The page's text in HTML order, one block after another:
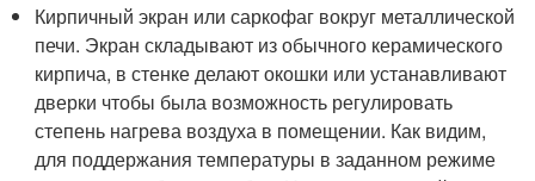
Кирпичный экран или саркофаг вокруг металлической
печи. Экран складывают из обычного керамического
кирпича, в стенке делают окошки или устанавливают
дверки чтобы была возможность регулировать
степень нагрева воздуха в помещении. Как видим,
для поддержания температуры в заданном режиме